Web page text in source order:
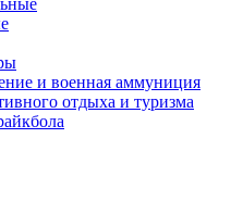
и военная аммуниция
отдыха и туризма